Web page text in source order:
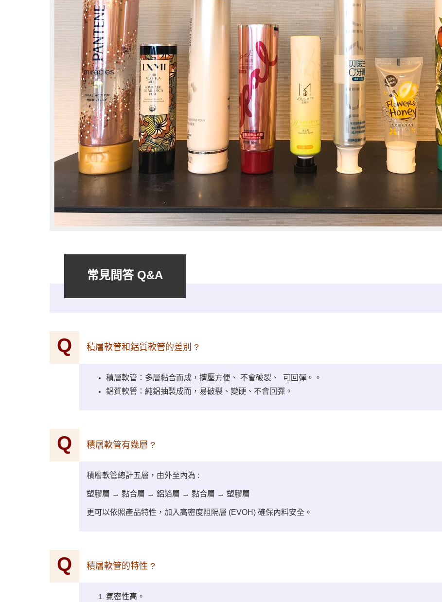
常見問答 Q&A
Q 積層軟管和鋁質軟管的差別 ?
積層軟管：多層黏合而成，擠壓方便、 不會破裂、 可回彈。。
鋁質軟管：純鋁抽製成而，易破裂、變硬、不會回彈。
Q 積層軟管有幾層 ?
積層軟管總計五層，由外至內為 :
塑膠層 → 黏合層 → 鋁箔層 → 黏合層 → 塑膠層
更可以依照產品特性，加入高密度阻隔層 (EVOH) 確保內料安全。
Q 積層軟管的特性 ?
氣密性高。